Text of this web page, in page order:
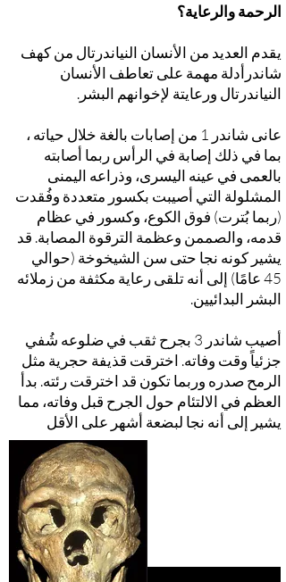
الرحمة والرعاية؟
يقدم العديد من الأنسان النياندرتال من كهف
شاندرأدلة مهمة على تعاطف الأنسان
النياندرتال ورعايتة لإخوانهم البشر.
عانى شاندر 1 من إصابات بالغة خلال حياته ،
بما في ذلك إصابة في الرأس ربما أصابته
بالعمى في عينه اليسرى، وذراعه اليمنى
المشلولة التي أصيبت بكسور متعددة وفُقدت
(ربما بُترت) فوق الكوع، وكسور في عظام
قدمه، والصممن وعظمة الترقوة المصابة. قد
يشير كونه نجا حتى سن الشيخوخة (حوالي
45 عامًا) إلى أنه تلقى رعاية مكثفة من زملائه
البشر البدائيين.
أصيب شاندر 3 بجرح ثقب في ضلوعه شُفي
جزئياً وقت وفاته. اخترقت قذيفة حجرية مثل
الرمح صدره وربما تكون قد اخترقت رئته. بدأ
العظم في الالتئام حول الجرح قبل وفاته، مما
يشير إلى أنه نجا لبضعة أشهر على الأقل